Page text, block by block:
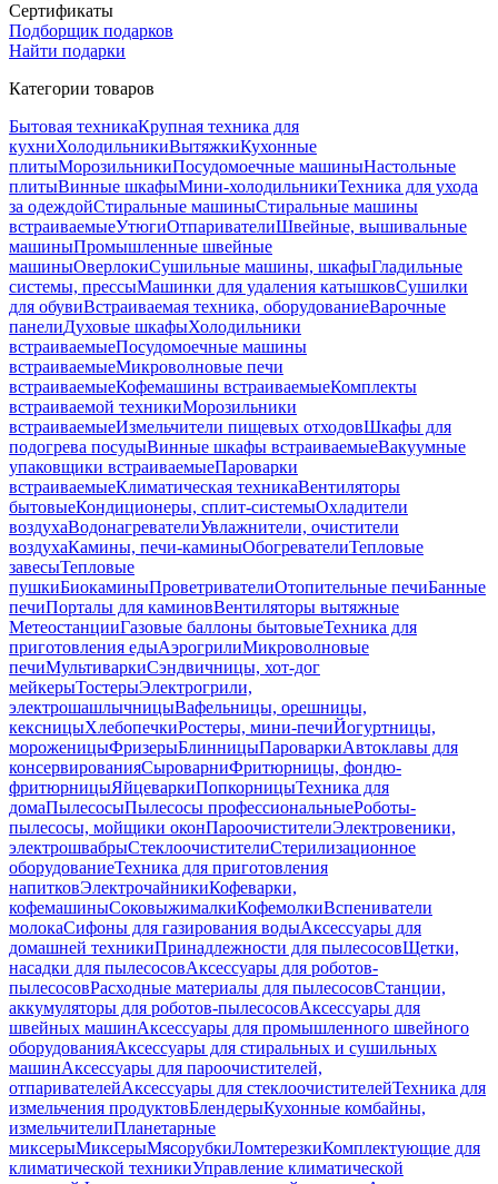
Сертификаты
Подборщик подарков
Найти подарки
Категории товаров
Бытовая техникаКрупная техника для
кухниХолодильникиВытяжкиКухонные
плитыМорозильникиПосудомоечные машиныНастольные
плитыВинные шкафыМини-холодильникиТехника для ухода
за одеждойСтиральные машиныСтиральные машины
встраиваемыеУтюгиОтпаривателиШвейные, вышивальные
машиныПромышленные швейные
машиныОверлокиСушильные машины, шкафыГладильные
системы, прессыМашинки для удаления катышковСушилки
для обувиВстраиваемая техника, оборудованиеВарочные
панелиДуховые шкафыХолодильники
встраиваемыеПосудомоечные машины
встраиваемыеМикроволновые печи
встраиваемыеКофемашины встраиваемыеКомплекты
встраиваемой техникиМорозильники
встраиваемыеИзмельчители пищевых отходовШкафы для
подогрева посудыВинные шкафы встраиваемыеВакуумные
упаковщики встраиваемыеПароварки
встраиваемыеКлиматическая техникаВентиляторы
бытовыеКондиционеры, сплит-системыОхладители
воздухаВодонагревателиУвлажнители, очистители
воздухаКамины, печи-каминыОбогревателиТепловые
завесыТепловые
пушкиБиокаминыПроветривателиОтопительные печиБанные
печиПорталы для каминовВентиляторы вытяжные
МетеостанцииГазовые баллоны бытовыеТехника для
приготовления едыАэрогрилиМикроволновые
печиМультиваркиСэндвичницы, хот-дог
мейкерыТостерыЭлектрогрили,
электрошашлычницыВафельницы, орешницы,
кексницыХлебопечкиРостеры, мини-печиЙогуртницы,
мороженицыФризерыБлинницыПароваркиАвтоклавы для
консервированияСыроварниФритюрницы, фондю-
фритюрницыЯйцеваркиПопкорницыТехника для
домаПылесосыПылесосы профессиональныеРоботы-
пылесосы, мойщики оконПароочистителиЭлектровеники,
электрошвабрыСтеклоочистителиСтерилизационное
оборудованиеТехника для приготовления
напитковЭлектрочайникиКофеварки,
кофемашиныСоковыжималкиКофемолкиВспениватели
молокаСифоны для газирования водыАксессуары для
домашней техникиПринадлежности для пылесосовЩетки,
насадки для пылесосовАксессуары для роботов-
пылесосовРасходные материалы для пылесосовСтанции,
аккумуляторы для роботов-пылесосовАксессуары для
швейных машинАксессуары для промышленного швейного
оборудованияАксессуары для стиральных и сушильных
машинАксессуары для пароочистителей,
отпаривателейАксессуары для стеклоочистителейТехника для
измельчения продуктовБлендерыКухонные комбайны,
измельчителиПланетарные
миксерыМиксерыМясорубкиЛомтерезкиКомплектующие для
климатической техникиУправление климатической